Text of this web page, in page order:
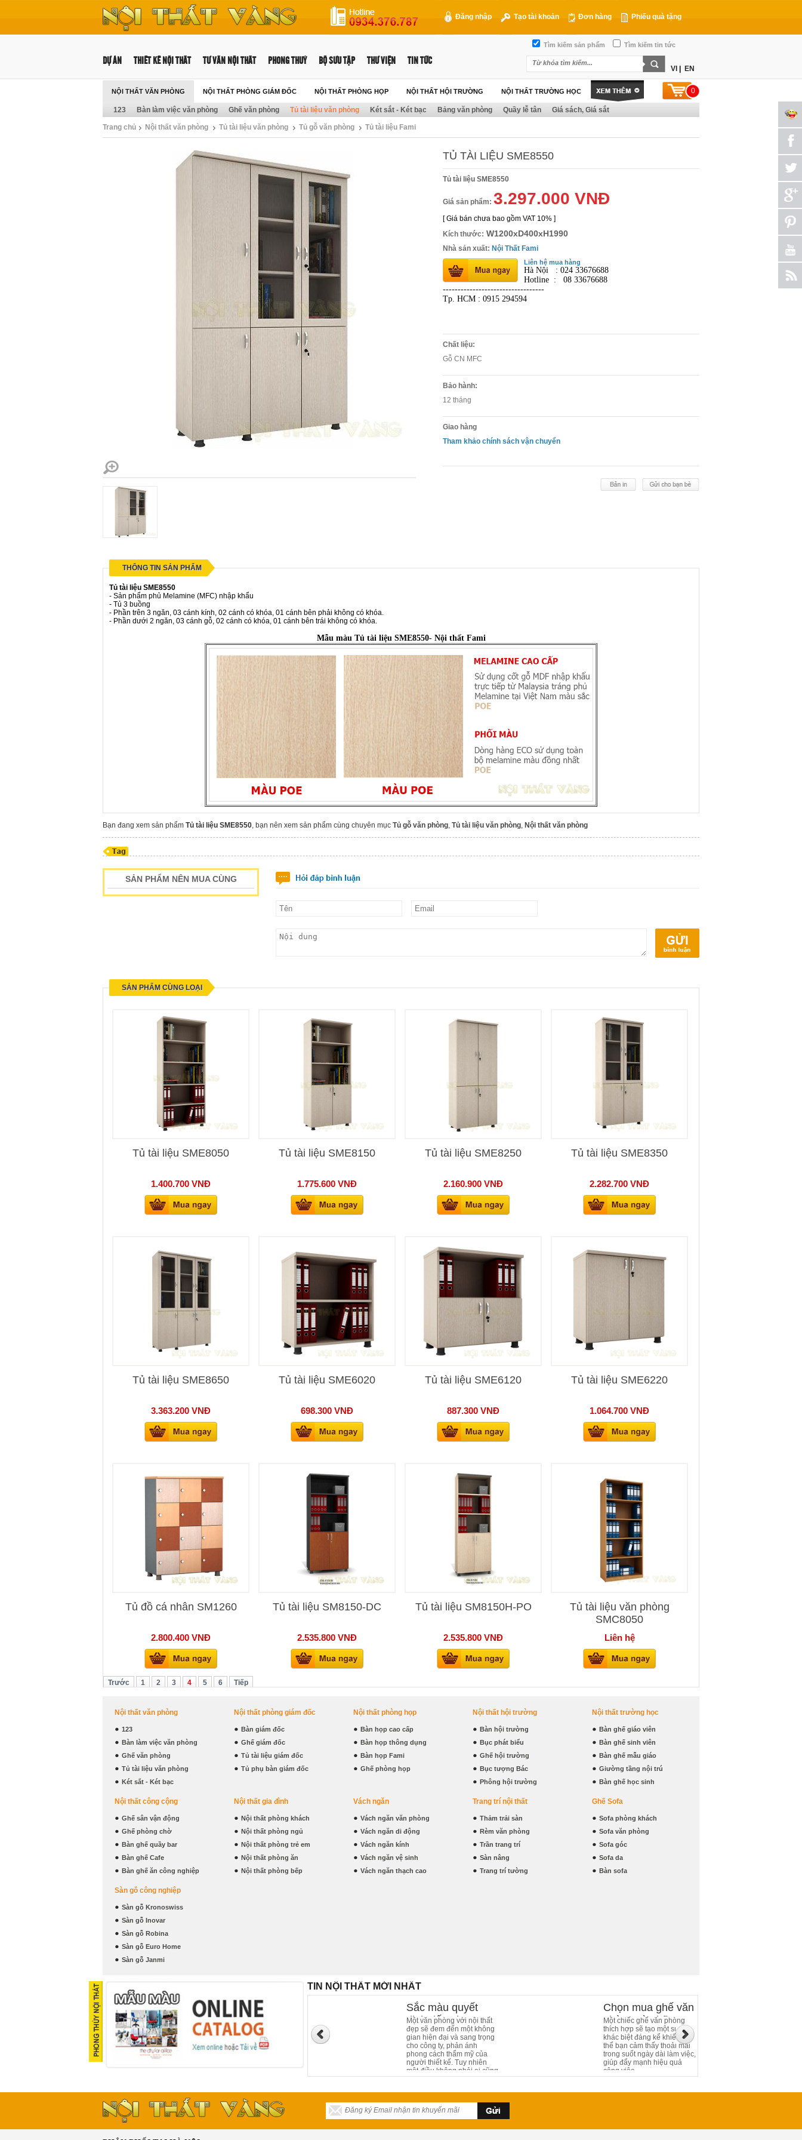
Đăng nhập Tạo tài khoản Đơn hàng Phiếu quà tặng
Tìm kiếm sản phẩm Tìm kiếm tin tức
DỰ ÁN THIẾT KẾ NỘI THẤT TƯ VẤN NỘI THẤT PHONG THUỶ BỘ SƯU TẬP THƯ VIỆN TIN TỨC
VI EN
NỘI THẤT VĂN PHÒNG NỘI THẤT PHÒNG GIÁM ĐỐC NỘI THẤT PHÒNG HỌP NỘI THẤT HỘI TRƯỜNG NỘI THẤT TRƯỜNG HỌC 0
123 Bàn làm việc văn phòng Ghế văn phòng Tủ tài liệu văn phòng Két sắt - Két bạc Bảng văn phòng Quầy lễ tân Giá sách, Giá sắt
Trang chủ Nội thất văn phòng Tủ tài liệu văn phòng Tủ gỗ văn phòng Tủ tài liệu Fami
TỦ TÀI LIỆU SME8550
Tủ tài liệu SME8550
Giá sản phẩm: 3.297.000 VNĐ
[ Giá bán chưa bao gồm VAT 10% ]
Kích thước: W1200xD400xH1990
Nhà sản xuất: Nội Thất Fami
Liên hệ mua hàng
Hà Nội : 024 33676688
Hotline : 08 33676688
----------------------------------
Tp. HCM : 0915 294594
Chất liệu:
Gỗ CN MFC
Bảo hành:
12 tháng
Giao hàng
Tham khảo chính sách vận chuyển
THÔNG TIN SẢN PHẨM
Tủ tài liệu SME8550
- Sản phẩm phủ Melamine (MFC) nhập khẩu
- Tủ 3 buồng
- Phần trên 3 ngăn, 03 cánh kính, 02 cánh có khóa, 01 cánh bên phải không có khóa.
- Phần dưới 2 ngăn, 03 cánh gỗ, 02 cánh có khóa, 01 cánh bên trái không có khóa.
Mẫu màu Tủ tài liệu SME8550- Nội thất Fami
Bạn đang xem sản phẩm Tủ tài liệu SME8550, bạn nên xem sản phẩm cùng chuyên mục Tủ gỗ văn phòng, Tủ tài liệu văn phòng, Nội thất văn phòng
SẢN PHẨM NÊN MUA CÙNG
SẢN PHẨM CÙNG LOẠI
Tủ tài liệu SME8050
1.400.700 VNĐ
Tủ tài liệu SME8150
1.775.600 VNĐ
Tủ tài liệu SME8250
2.160.900 VNĐ
Tủ tài liệu SME8350
2.282.700 VNĐ
Tủ tài liệu SME8650
3.363.200 VNĐ
Tủ tài liệu SME6020
698.300 VNĐ
Tủ tài liệu SME6120
887.300 VNĐ
Tủ tài liệu SME6220
1.064.700 VNĐ
Tủ đồ cá nhân SM1260
2.800.400 VNĐ
Tủ tài liệu SM8150-DC
2.535.800 VNĐ
Tủ tài liệu SM8150H-PO
2.535.800 VNĐ
Tủ tài liệu văn phòng
SMC8050
Liên hệ
Trước 1 2 3 4 5 6 Tiếp
Nội thất văn phòng
123
Bàn làm việc văn phòng
Ghế văn phòng
Tủ tài liệu văn phòng
Két sắt - Két bạc
Nội thất phòng giám đốc
Bàn giám đốc
Ghế giám đốc
Tủ tài liệu giám đốc
Tủ phụ bàn giám đốc
Nội thất phòng họp
Bàn họp cao cấp
Bàn họp thông dụng
Bàn họp Fami
Ghế phòng họp
Nội thất hội trường
Bàn hội trường
Bục phát biểu
Ghế hội trường
Bục tượng Bác
Phông hội trường
Nội thất trường học
Bàn ghế giáo viên
Bàn ghế sinh viên
Bàn ghế mẫu giáo
Giường tầng nội trú
Bàn ghế học sinh
Nội thất công cộng
Ghế sân vận động
Ghế phòng chờ
Bàn ghế quầy bar
Bàn ghế Cafe
Bàn ghế ăn công nghiệp
Nội thất gia đình
Nội thất phòng khách
Nội thất phòng ngủ
Nội thất phòng trẻ em
Nội thất phòng ăn
Nội thất phòng bếp
Vách ngăn
Vách ngăn văn phòng
Vách ngăn di động
Vách ngăn kính
Vách ngăn vệ sinh
Vách ngăn thạch cao
Trang trí nội thất
Thảm trải sàn
Rèm văn phòng
Trần trang trí
Sàn nâng
Trang trí tường
Ghế Sofa
Sofa phòng khách
Sofa văn phòng
Sofa góc
Sofa da
Bàn sofa
Sàn gỗ công nghiệp
Sàn gỗ Kronoswiss
Sàn gỗ Inovar
Sàn gỗ Robina
Sàn gỗ Euro Home
Sàn gỗ Janmi
TIN NỘI THẤT MỚI NHẤT
Sắc màu quyết
định đến phong
cách nội thất của
văn phòng làm việc
Một văn phòng với nội thất
đẹp sẽ đem đến một không
gian hiện đại và sang trọng
cho công ty, phản ánh
phong cách thẩm mỹ của
người thiết kế. Tuy nhiên
một điều không phải ai cũng
biết, sắc màu của nội thất
trúc, giúp tạo ấn tượng
mạnh đối với khách hàng
khi đến với mỗi công ty.
Chọn mua ghế văn
phòng và những
điều cần chú ý
Một chiếc ghế văn phòng
thích hợp sẽ tạo một sự
khác biệt đáng kể khiến cơ
thể bạn cảm thấy thoải mái
trong suốt ngày dài làm việc,
giúp đẩy mạnh hiệu quả
công việc.